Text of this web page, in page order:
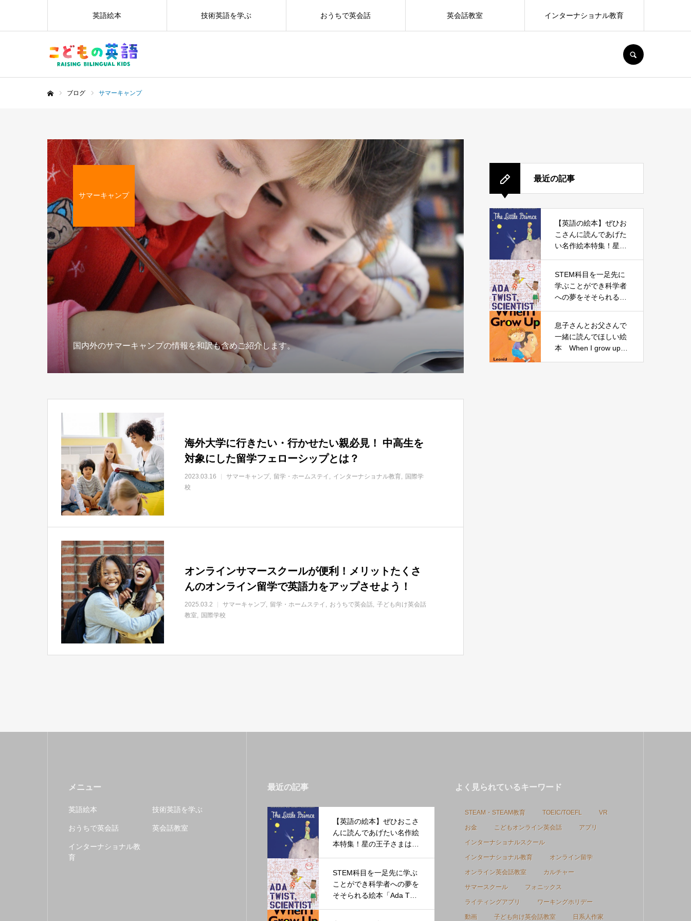
英語絵本 技術英語を学ぶ おうちで英会話 英会話教室 インターナショナル教育
ブログ サマーキャンプ
サマーキャンプ
国内外のサマーキャンプの情報を和訳も含めご紹介します。
海外大学に行きたい・行かせたい親必見！ 中高生を
対象にした留学フェローシップとは？
2023.03.16 サマーキャンプ 留学・ホームステイ インターナショナル教育
国際学
校
オンラインサマースクールが便利！メリットたくさ
んのオンライン留学で英語力をアップさせよう！
2025.03.2 サマーキャンプ 留学・ホームステイ おうちで英会話 子ども向け英会話
教室
国際学校
最近の記事
【英語の絵本】ぜひお
こさんに読んであげた
い名作絵本特集！星の
STEM科目を一足先に
学ぶことができ科学者
への夢をそそられる絵
息子さんとお父さんで
一緒に読んでほしい絵
本 When I grow up –
メニュー
英語絵本 技術英語を学ぶ
おうちで英会話 英会話教室
インターナショナル教
育
最近の記事
【英語の絵本】ぜひおこさ
んに読んであげたい名作絵
本特集！星の王子さまはぜ
STEM科目を一足先に学ぶ
ことができ科学者への夢を
そそられる絵本「Ada Twis
よく見られているキーワード
STEAM・STEAM教育 TOEIC/TOEFL VR
お金 こどもオンライン英会話 アプリ
インターナショナルスクール
インターナショナル教育 オンライン留学
オンライン英会話教室 カルチャー
サマースクール フォニックス
ライティングアプリ ワーキングホリデー
動画 子ども向け英会話教室 日系人作家